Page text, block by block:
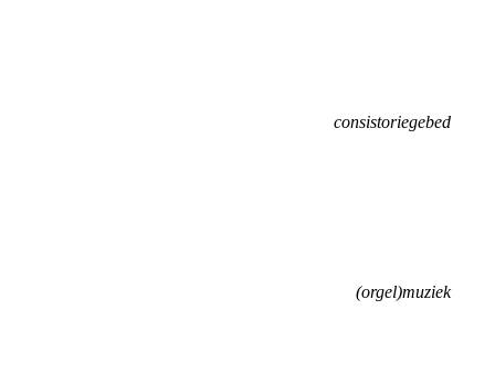
consistoriegebed
(orgel)muziek